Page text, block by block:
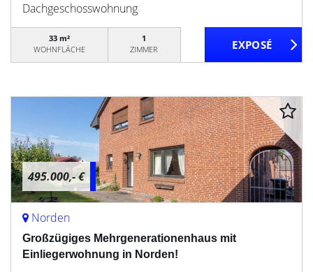
Dachgeschosswohnung
33 m²
WOHNFLÄCHE
1
ZIMMER
495.000,- €
Norden
Großzügiges Mehrgenerationenhaus mit
Einliegerwohnung in Norden!